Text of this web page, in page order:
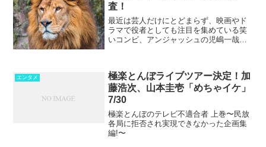
査！
最近は芸人だけにとどまらず、映画やド
ラマで役者としても注目を集めている笑
いコンビ、アンジャッシュの児嶋一哉さ
の間にかイジられキャラとなってしまい
ましたが、ネットでは「イ...
エンタメ
極楽とんぼライブツアー決定！加
藤浩次、山本圭壱「めちゃイケ」
7/30
極楽とんぼのテレビ不適合者 上巻〜民放
各局に拒否され実現できなかった企画集
編!〜